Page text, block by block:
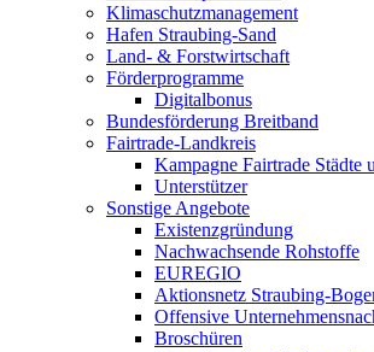
Klimaschutzmanagement
Hafen Straubing-Sand
Land- & Forstwirtschaft
Förderprogramme
Digitalbonus
Bundesförderung Breitband
Fairtrade-Landkreis
Kampagne Fairtrade Städte
Unterstützer
Sonstige Angebote
Existenzgründung
Nachwachsende Rohstoffe
EUREGIO
Aktionsnetz Straubing-
Offensive
Broschüren